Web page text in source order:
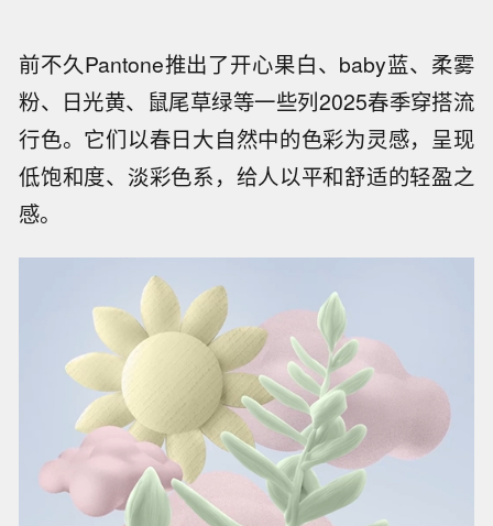
前不久Pantone推出了开心果白、baby蓝、柔雾
粉、日光黄、鼠尾草绿等一些列2025春季穿搭流
行色。它们以春日大自然中的色彩为灵感，呈现
低饱和度、淡彩色系，给人以平和舒适的轻盈之
感。